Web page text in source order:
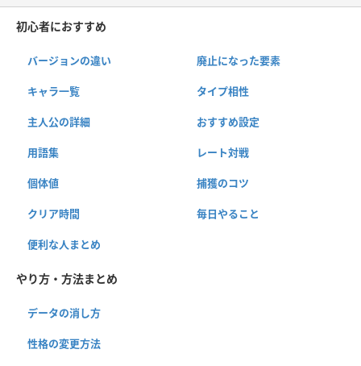
初心者におすすめ
バージョンの違い 廃止になった要素
キャラ一覧 タイプ相性
主人公の詳細 おすすめ設定
用語集 レート対戦
個体値 捕獲のコツ
クリア時間 毎日やること
便利な人まとめ
やり方・方法まとめ
データの消し方
性格の変更方法